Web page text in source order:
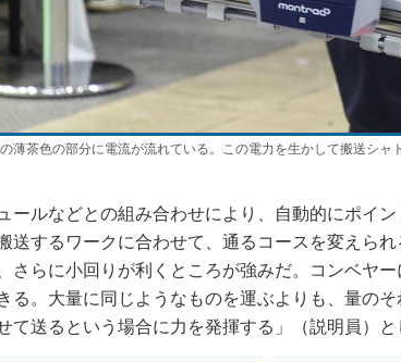
薄茶色の部分に電流が流れている。この電力を生かして搬送シャ
ールなどとの組み合わせにより、自動的にポイン
送するワークに合わせて、通るコースを変えら
さらに小回りが利くところが強みだ。コンベヤ
る。大量に同じようなものを運ぶよりも、量の
て送るという場合に力を発揮する」（説明員）と